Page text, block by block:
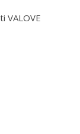
VALOVE